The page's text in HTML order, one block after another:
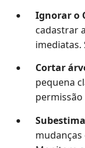
Ignorar o
cadastrar
imediatas.
Cortar
pequena
permissão
mudanças